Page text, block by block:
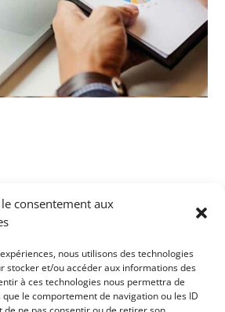
consentement aux
nous utilisons des technologies
stocker et/ou accéder aux informations des
à ces technologies nous permettra de
le comportement de navigation ou les ID